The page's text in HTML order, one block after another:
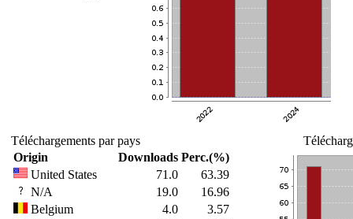
Téléchargements par pays
Origin
Downloads Perc.(%)
United States
71.0
63.39
N/A
19.0
16.96
Belgium
4.0
3.57